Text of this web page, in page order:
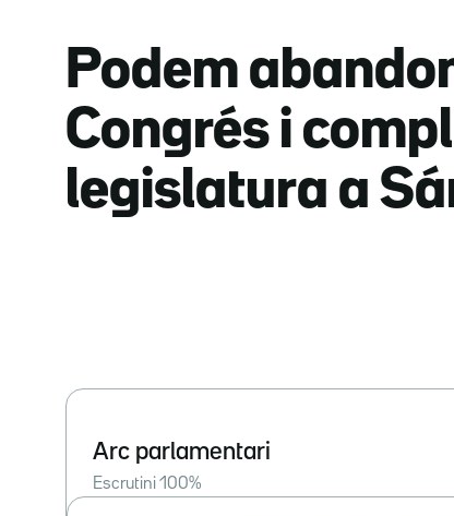
Podem
Congrés i
legislatura a
Arc parlamentari
Escrutini 100%